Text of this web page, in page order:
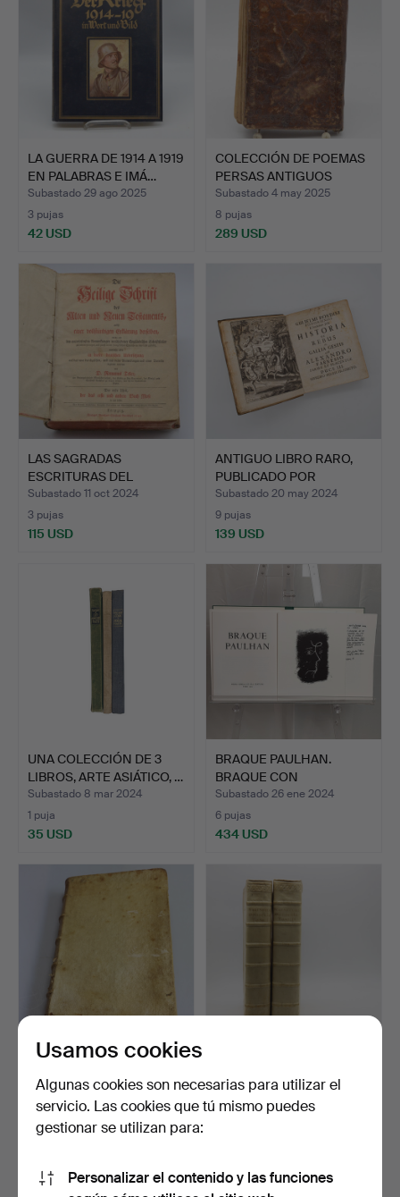
LA GUERRA DE 1914 A 1919
EN PALABRAS E IMÁ…
Subastado 29 ago 2025
3 pujas
42 USD
COLECCIÓN DE POEMAS
PERSAS ANTIGUOS
(DIVÁN…
Subastado 4 may 2025
8 pujas
289 USD
LAS SAGRADAS
ESCRITURAS DEL
ANTIGUO Y NUEV…
Subastado 11 oct 2024
3 pujas
115 USD
ANTIGUO LIBRO RARO,
PUBLICADO POR
PRIMERA …
Subastado 20 may 2024
9 pujas
139 USD
UNA COLECCIÓN DE 3
LIBROS, ARTE ASIÁTICO, …
Subastado 8 mar 2024
1 puja
35 USD
BRAQUE PAULHAN.
BRAQUE CON
LITOGRAFÍAS. (S…
Subastado 26 ene 2024
6 pujas
434 USD
DN. IOANNIS GUTIERREZ,
TRACTUS NOVUS 1606.
Subastado 22 mar 2022
2 pujas
110 USD
1739 DOS VOLÚMENES.
Subastado 22 mar 2022
5 pujas
Usamos cookies
Algunas cookies son necesarias para utilizar el
servicio. Las cookies que tú mismo puedes
gestionar se utilizan para:
Personalizar el contenido y las funciones